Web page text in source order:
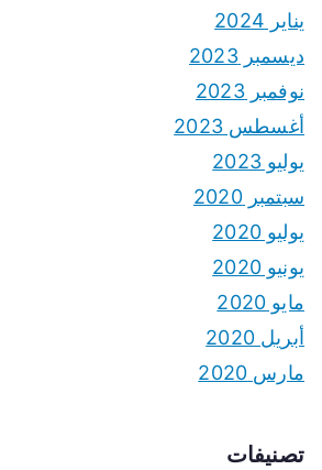
يناير 2024
ديسمبر 2023
نوفمبر 2023
أغسطس 2023
يوليو 2023
سبتمبر 2020
يوليو 2020
يونيو 2020
مايو 2020
أبريل 2020
مارس 2020
تصنيفات